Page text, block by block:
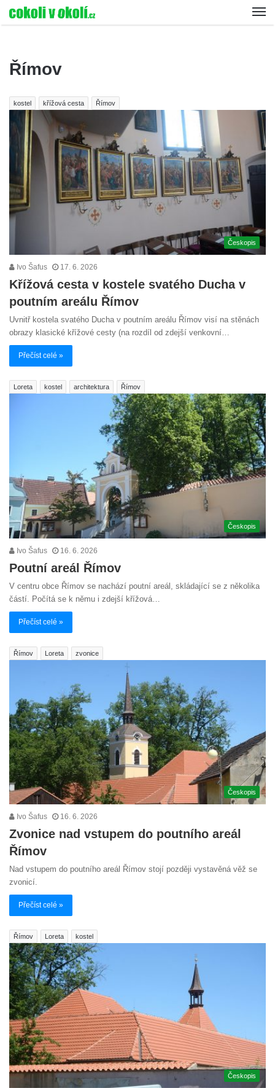
Římov
kostel křížová cesta Římov
Českopis
Ivo Šafus 17. 6. 2026
Křížová cesta v kostele svatého Ducha v
poutním areálu Římov
Uvnitř kostela svatého Ducha v poutním areálu Římov visí na stěnách
obrazy klasické křížové cesty (na rozdíl od zdejší venkovní…
Přečíst celé »
Loreta kostel architektura Římov
Českopis
Ivo Šafus 16. 6. 2026
Poutní areál Římov
V centru obce Římov se nachází poutní areál, skládající se z několika
částí. Počítá se k němu i zdejší křížová…
Přečíst celé »
Římov Loreta zvonice
Českopis
Ivo Šafus 16. 6. 2026
Zvonice nad vstupem do poutního areál
Římov
Nad vstupem do poutního areál Římov stojí později vystavěná věž se
zvonicí.
Přečíst celé »
Římov Loreta kostel
Českopis